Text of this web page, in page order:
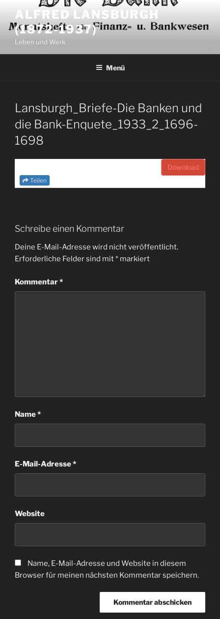
Inhalt
springen
ALFRED LANSBURGH
(1872-1937)
Leben und Werk
Menü
Lansburgh_Briefe-Die Banken und
die Bank-Enquete_1933_2_1696-
1698
Download
Teilen
Schreibe einen Kommentar
Deine E-Mail-Adresse wird nicht veröffentlicht.
Erforderliche Felder sind mit* markiert
Kommentar*
Name*
E-Mail-Adresse*
Website
Name, E-Mail-Adresse und Website in diesem
Browser für meinen nächsten Kommentar speichern.